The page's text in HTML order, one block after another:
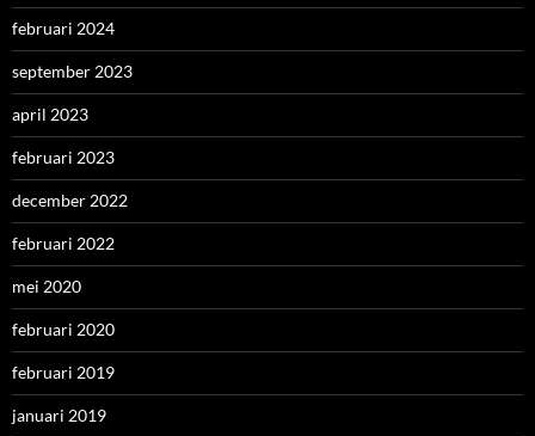
februari 2024
september 2023
april 2023
februari 2023
december 2022
februari 2022
mei 2020
februari 2020
februari 2019
januari 2019